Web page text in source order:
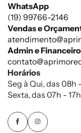
WhatsApp
(19) 99766-2146
Vendas e
Admin e Financeiro
Horários
Seg à Qui, das 08h
Sexta, das 07h - 17h